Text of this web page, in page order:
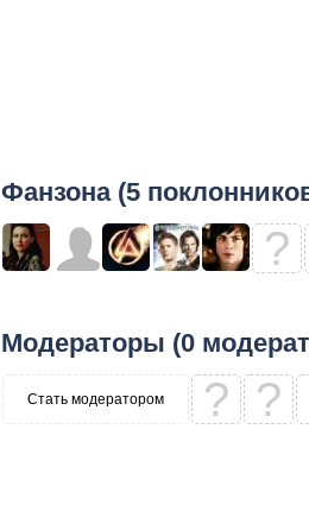
Фанзона (5
?
Модераторы (0
Стать модератором ? ?